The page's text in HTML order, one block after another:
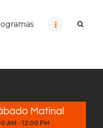
Matinal
AM -12:00 PM